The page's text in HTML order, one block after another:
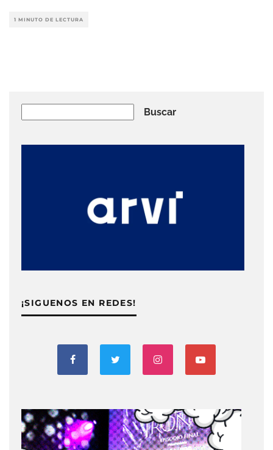
1 MINUTO DE LECTURA
Buscar
¡SIGUENOS EN REDES!